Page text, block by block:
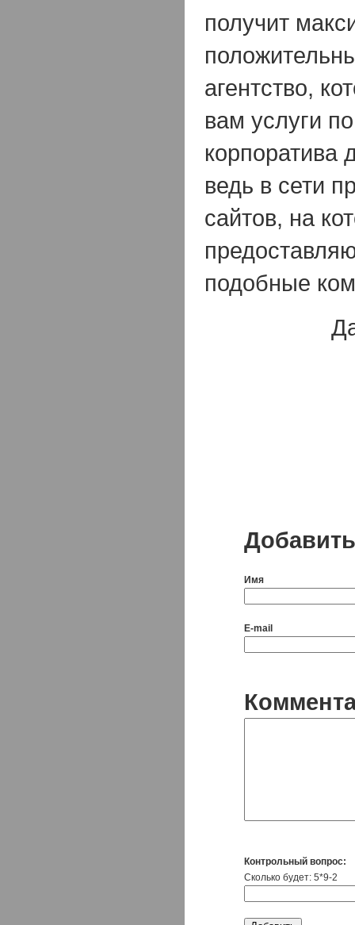
получит
агентство,
вам услуги
корпоратива
ведь в сети
сайтов, на
подобные
Имя
E-mail
Контрольный вопрос:
Сколько будет: 5*9-2